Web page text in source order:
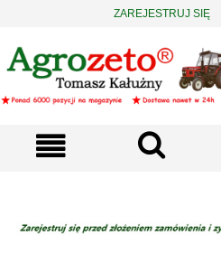
ZAREJESTRUJ SIĘ